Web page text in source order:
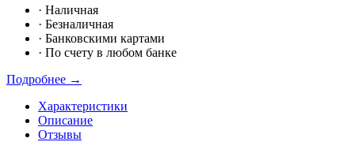
· Наличная
· Безналичная
· Банковскими картами
· По счету в любом банке
Подробнее →
Характеристики
Описание
Отзывы